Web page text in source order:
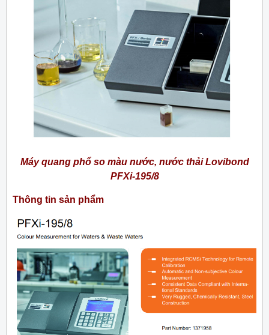
Máy quang phổ so màu nước, nước thải Lovibond
PFXi-195/8
Thông tin sản phẩm